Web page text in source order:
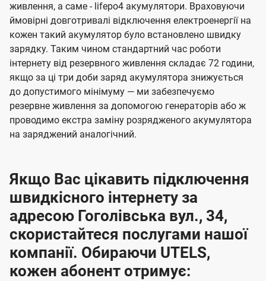
живлення, а саме - lifepo4 акумулятори. Враховуючи
ймовірні довготривалі відключення електроенергії на
кожен такий акумулятор було встановлено швидку
зарядку. Таким чином стандартний час роботи
інтернету від резервного живлення складає 72 години,
якщо за ці три доби заряд акумулятора знижується
до допустимого мінімуму — ми забезпечуємо
резервне живлення за допомогою генераторів або ж
проводимо екстра заміну розрядженого акумулятора
на заряджений аналогічний.
Якщо Вас цікавить підключення
швидкісного інтернету за
адресою Гоголівська вул., 34,
скористайтеся послугами нашої
компанії. Обираючи UTELS,
кожен абонент отримує: